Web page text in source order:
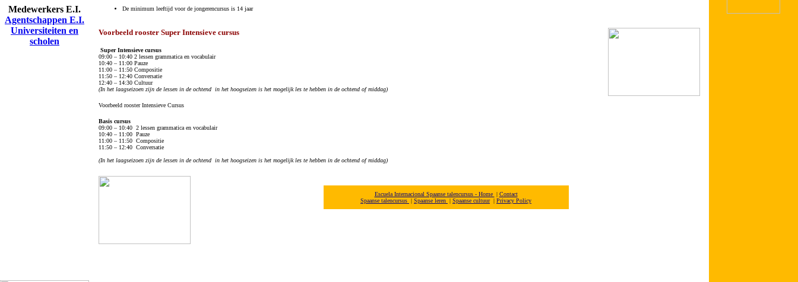
Medewerkers E.I.
Agentschappen E.I.
Universiteiten en
scholen
De minimum leeftijd voor de jongerencursus is 14 jaar
Voorbeeld rooster Super Intensieve cursus
Super Intensieve cursus
09:00 – 10:40 2 lessen grammatica en vocabulair
10:40 – 11:00 Pauze
11:00 – 11:50 Compositie
11:50 – 12:40 Conversatie
12:40 – 14:30 Cultuur
(In het laagseizoen zijn de lessen in de ochtend in het hoogseizen is het mogelijk les te hebben in de ochtend of middag)
Voorbeeld rooster Intensieve Cursus
Basis cursus
09:00 – 10:40 2 lessen grammatica en vocabulair
10:40 – 11:00 Pauze
11:00 – 11:50 Compositie
11:50 – 12:40 Conversatie
(In het laagseizoen zijn de lessen in de ochtend in het hoogseizen is het mogelijk les te hebben in de ochtend of middag)
Escuela Internacional Spaanse talencursus - Home | Contact
Spaanse talencursus | Spaanse leren | Spaanse cultuur| Privacy Policy